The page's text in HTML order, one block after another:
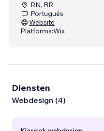
RN, BR
Português
Website
Platforms:Wix
Diensten
Webdesign (4)